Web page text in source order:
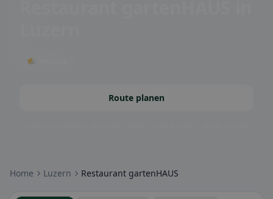
🌤 Terrasse
Route planen
Home Luzern Restaurant gartenHAUS